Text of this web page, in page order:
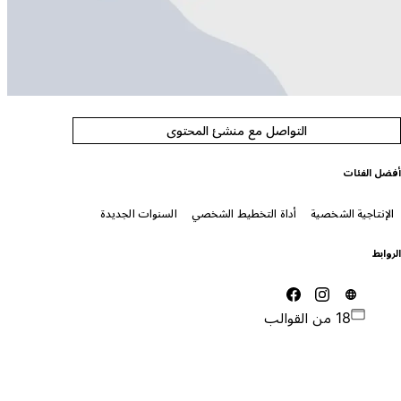
التواصل مع منشئ المحتوى
أفضل الفئات
الإنتاجية الشخصية أداة التخطيط الشخصي السنوات الجديدة
الروابط
18 من القوالب